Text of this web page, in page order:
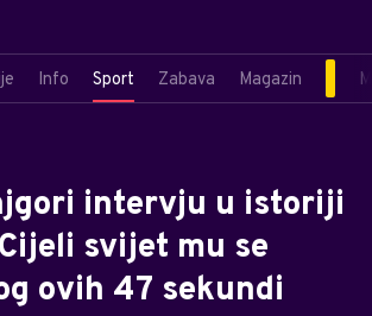
Info Sport Zabava Magazin
intervju u istoriji
svijet mu se
ovih 47 sekundi